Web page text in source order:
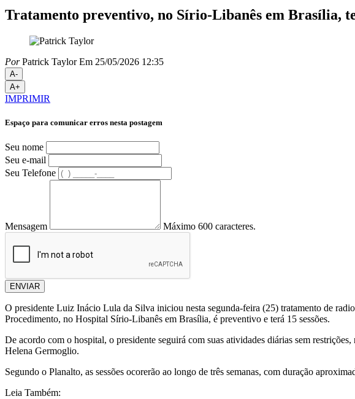
Tratamento preventivo, no Sírio-Libanês em Brasília,
PorPatrick Taylor Em 25/05/2026 12:35
A-
A+
IMPRIMIR
Espaço para comunicar erros nesta postagem
Seu nome
Seu e-mail
Seu Telefone
Mensagem Máximo 600 caracteres.
ENVIAR
O presidente Luiz Inácio Lula da Silva iniciou nesta segunda-feira (25) tratamento de
Procedimento, no Hospital Sírio-Libanês em Brasília, é preventivo e terá 15 sessões.
De acordo com o hospital, o presidente seguirá com suas atividades diárias sem
Helena Germoglio.
Segundo o Planalto, as sessões ocorerão ao longo de três semanas, com duração
Leia Também: